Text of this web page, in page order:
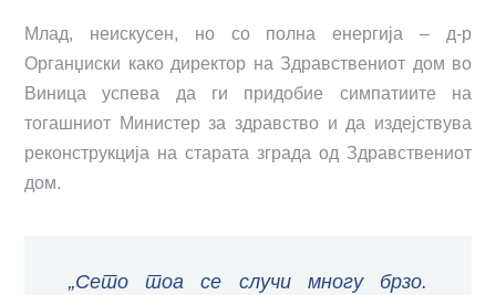
Млад, неискусен, но со полна енергија – д-р
Органџиски како директор на Здравствениот дом во
Виница успева да ги придобие симпатиите на
тогашниот Министер за здравство и да издејствува
реконструкција на старата зграда од Здравствениот
дом.
„Сето тоа се случи многу брзо.